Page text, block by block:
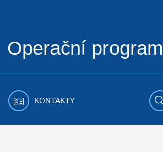
Operační program
KONTAKTY